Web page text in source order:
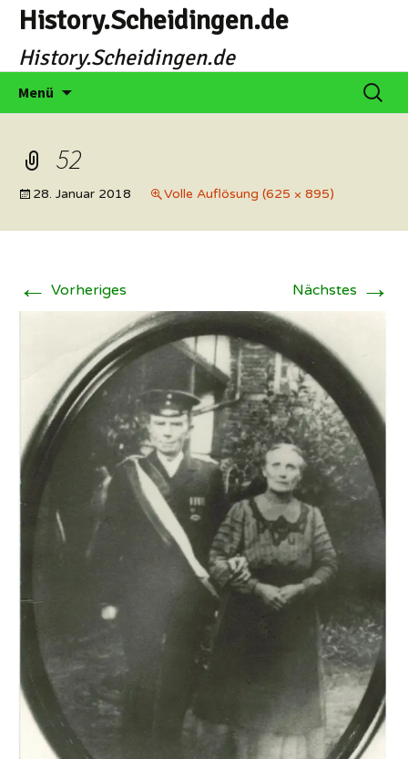
Zum
Inhalt
springen
History.Scheidingen.de
History.Scheidingen.de
Menü
Suchen
nach:
52
28. Januar 2018 Volle Auflösung (625 × 895)
← Vorheriges Nächstes →